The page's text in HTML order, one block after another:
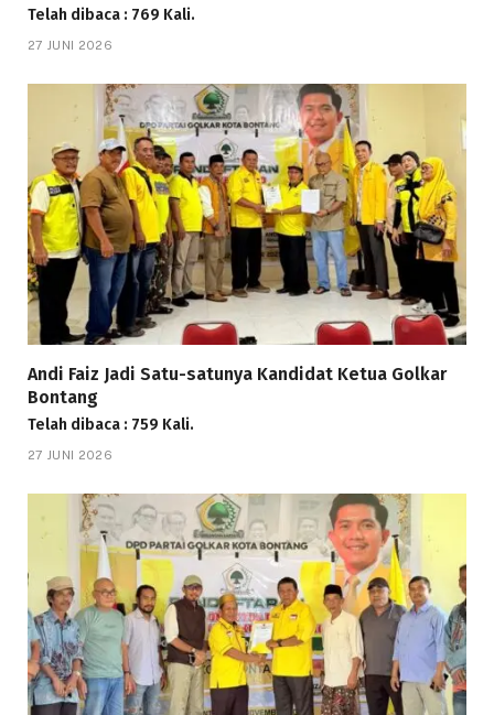
Telah dibaca : 769 Kali.
27 JUNI 2026
Andi Faiz Jadi Satu-satunya Kandidat Ketua Golkar
Bontang
Telah dibaca : 759 Kali.
27 JUNI 2026